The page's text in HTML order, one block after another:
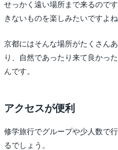
せっかく遠い場所まで来るので
きないものを楽しみたいですよね
京都にはそんな場所がたくさん
り、自然であったり来て良かっ
んです。
アクセスが便利
修学旅行でグループや少人数で
るでしょう。